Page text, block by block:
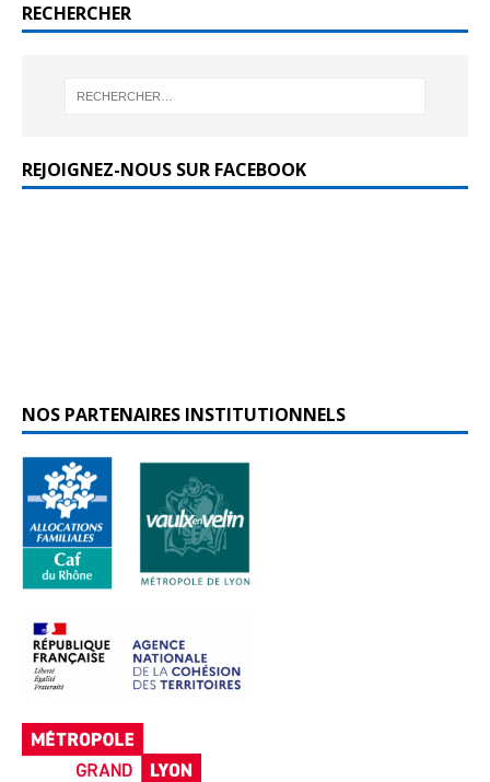
RECHERCHER
REJOIGNEZ-NOUS SUR FACEBOOK
NOS PARTENAIRES INSTITUTIONNELS